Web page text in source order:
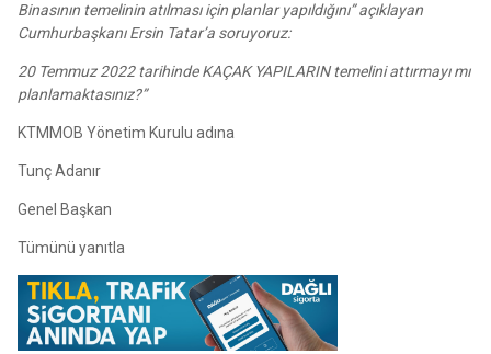
Binasının temelinin atılması için planlar yapıldığını” açıklayan
Cumhurbaşkanı Ersin Tatar’a soruyoruz:
20 Temmuz 2022 tarihinde KAÇAK YAPILARIN temelini attırmayı mı
planlamaktasınız?”
KTMMOB Yönetim Kurulu adına
Tunç Adanır
Genel Başkan
Tümünü yanıtla